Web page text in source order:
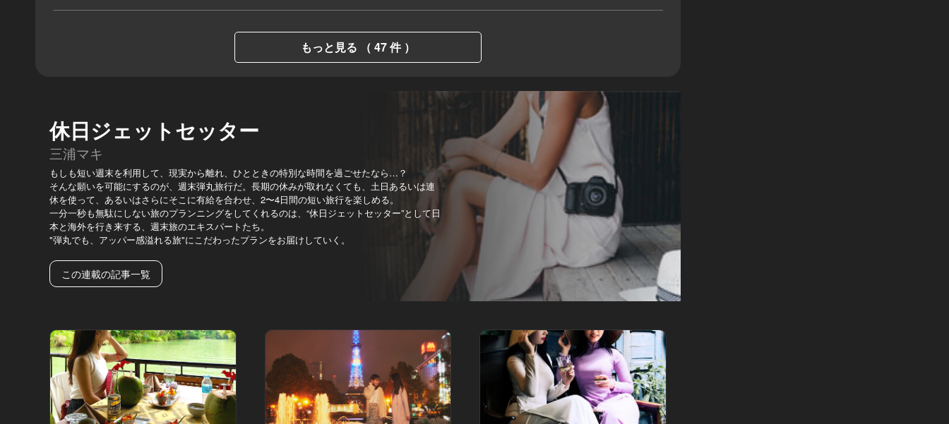
もっと見る （ 47 件 ）
休日ジェットセッター
三浦マキ
もしも短い週末を利用して、現実から離れ、ひとときの特別な時間を過ごせたなら…？
そんな願いを可能にするのが、週末弾丸旅行だ。長期の休みが取れなくても、土日あるいは連
休を使って、あるいはさらにそこに有給を合わせ、2〜4日間の短い旅行を楽しめる。
一分一秒も無駄にしない旅のプランニングをしてくれるのは、“休日ジェットセッター”として日
本と海外を行き来する、週末旅のエキスパートたち。
"弾丸でも、アッパー感溢れる旅"にこだわったプランをお届けしていく。
この連載の記事一覧